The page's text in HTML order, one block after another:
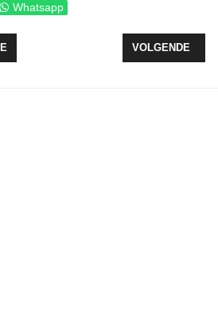
Whatsapp
KERSTPAKKETTENACTIE IN
VOLGENDE
VOLGENDE